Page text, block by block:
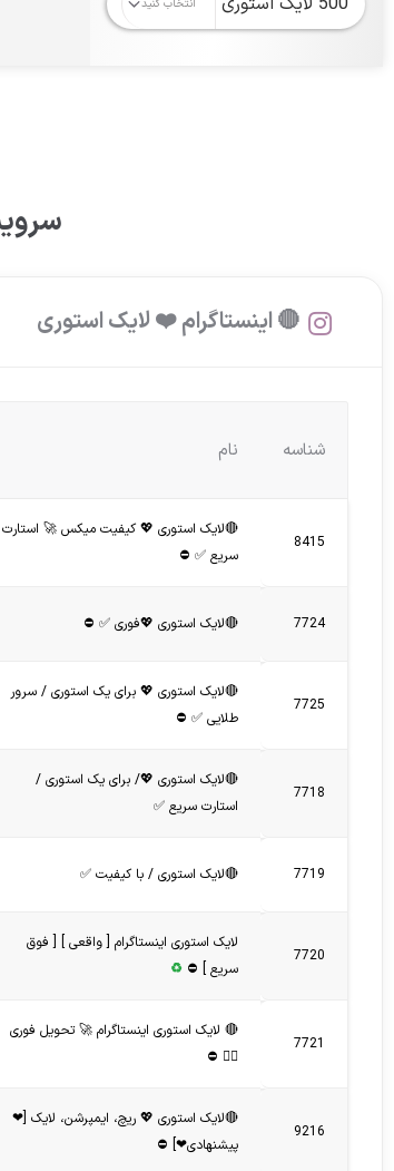
🔴 اینستاگرام ❤️ لایک استوری
شناسه نام
8415
🔴لایک استوری 💖 کیفیت میکس 🚀 استارت
سریع ✅ ⛔
7724 🔴لایک استوری 💖فوری ✅ ⛔
7725
🔴لایک استوری 💖 برای یک استوری / سرور
طلایی ✅ ⛔
7718
🔴لایک استوری 💖/ برای یک استوری /
استارت سریع ✅
7719 🔴لایک استوری / با کیفیت ✅
7720
لایک استوری اینستاگرام [ واقعی ] [ فوق
سریع ] ⛔ ♻
7721
🔴 لایک استوری اینستاگرام 🚀 تحویل فوری
❤️‍🔥 ⛔
9216
🔴لایک استوری 💖 ریچ، ایمپرشن، لایک [❤
پیشنهادی❤] ⛔